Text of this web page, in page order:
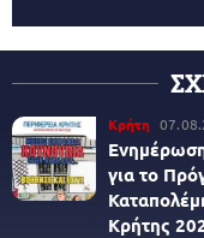
Κρήτη
για το
Κρήτης